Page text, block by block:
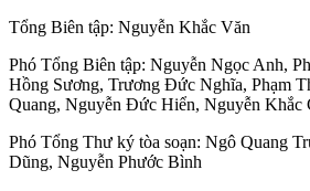
Tổng Biên tập: Nguyễn Khắc Văn
Phó Tổng Biên tập: Nguyễn Ngọc Anh,
Hồng Sương, Trương Đức Nghĩa, Phạm
Quang, Nguyễn Đức Hiển, Nguyễn Khắc
Phó Tổng Thư ký tòa soạn: Ngô Quang
Dũng, Nguyễn Phước Bình